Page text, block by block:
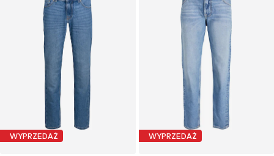
WYPRZEDAŻ WYPRZEDAŻ